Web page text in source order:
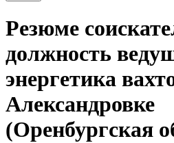
Резюме
должность
энергетика
Александровке
(Оренбургская